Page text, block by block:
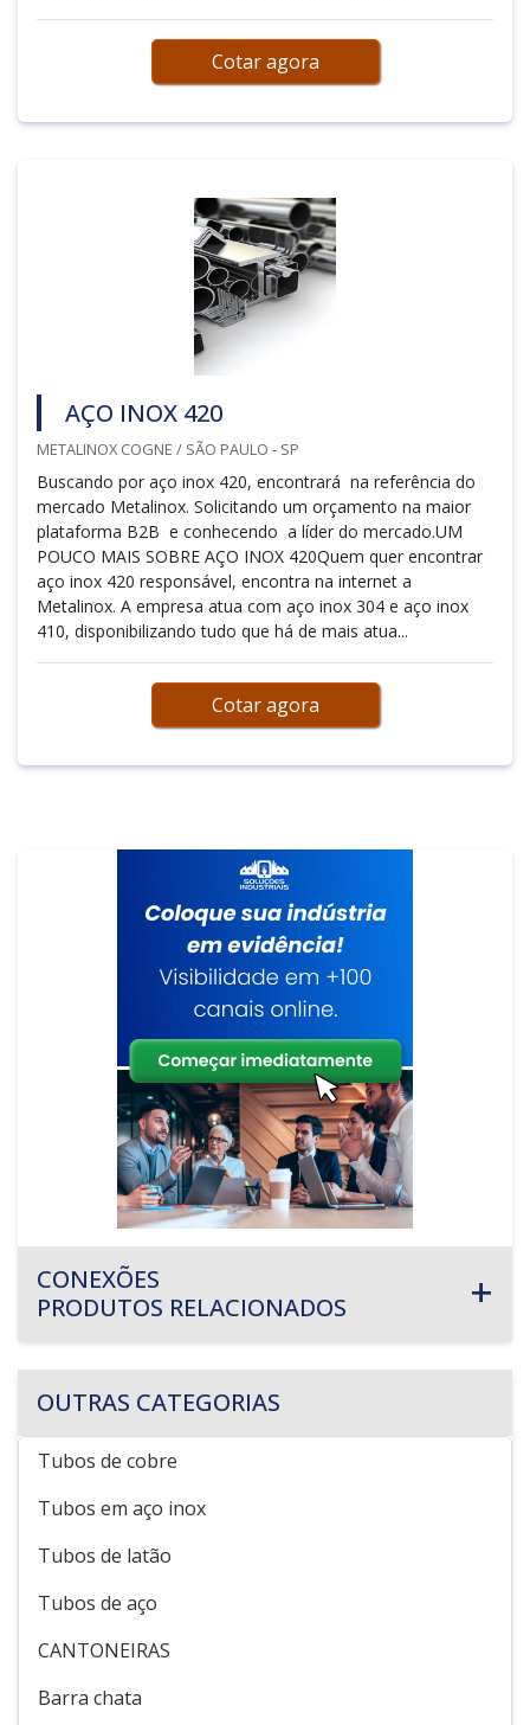
Cotar agora
AÇO INOX 420
METALINOX COGNE / SÃO PAULO - SP
Buscando por aço inox 420, encontrará na referência do
mercado Metalinox. Solicitando um orçamento na maior
plataforma B2B e conhecendo a líder do mercado.UM
POUCO MAIS SOBRE AÇO INOX 420Quem quer encontrar
aço inox 420 responsável, encontra na internet a
Metalinox. A empresa atua com aço inox 304 e aço inox
410, disponibilizando tudo que há de mais atua...
Cotar agora
CONEXÕES
PRODUTOS RELACIONADOS
OUTRAS CATEGORIAS
Tubos de cobre
Tubos em aço inox
Tubos de latão
Tubos de aço
CANTONEIRAS
Barra chata